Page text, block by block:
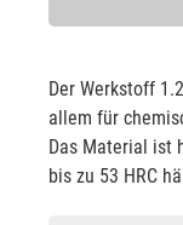
Der Werkstoff
allem für
Das Material ist
bis zu 53 HRC